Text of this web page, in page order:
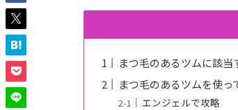
まつ毛のあるツムに該
まつ毛のあるツムを使
エンジェルで攻略